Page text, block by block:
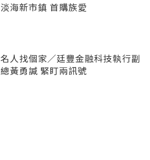
淡海新市鎮 首購族愛
名人找個家／廷豐金融科技執行副
總黃勇諴 緊盯兩訊號